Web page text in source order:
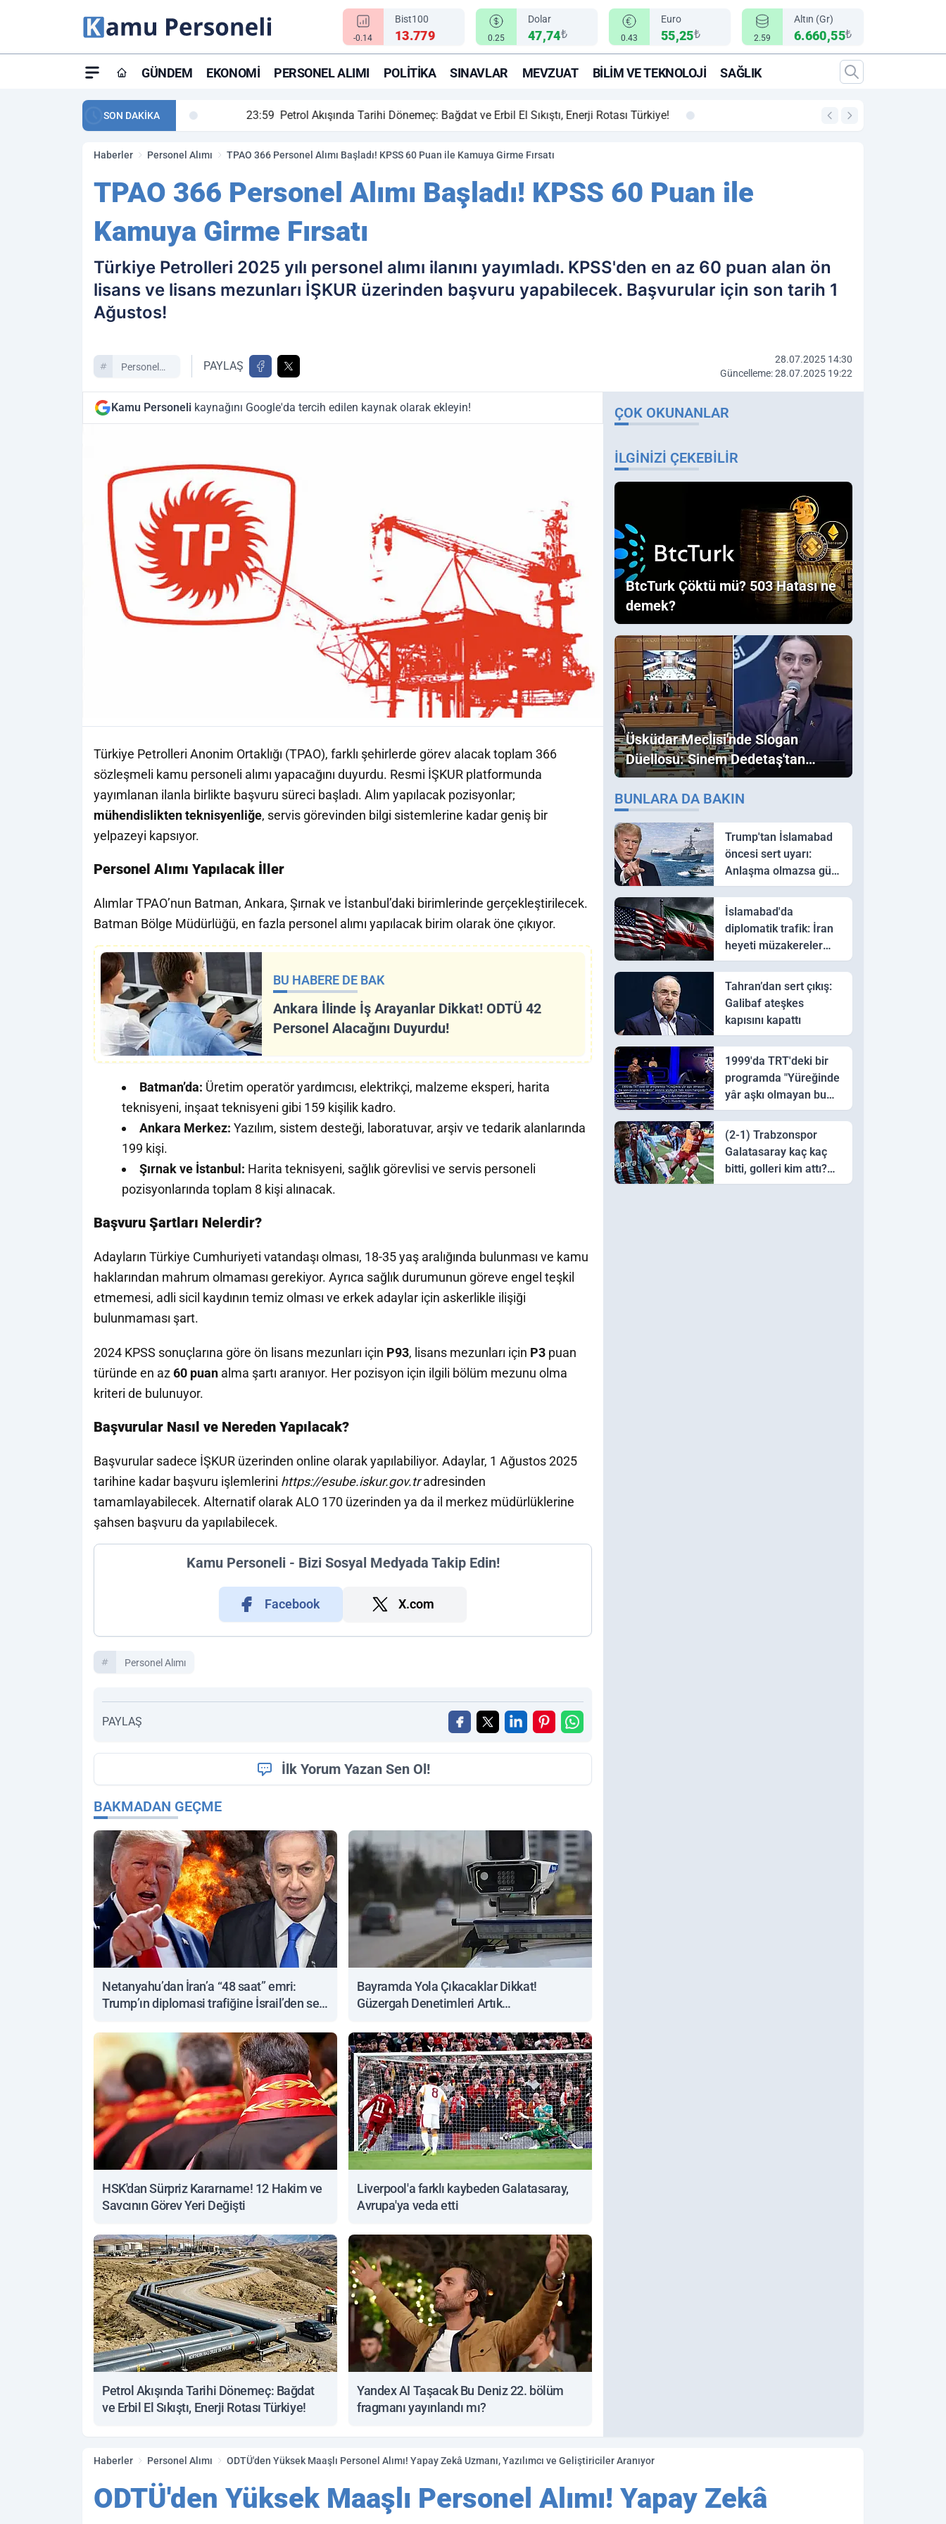
-0.14
Bist100
13.779 0.25
Dolar
47,74₺ 0.43
Euro
55,25₺ 2.59
Altın (Gr)
6.660,55₺
GÜNDEM EKONOMI PERSONEL ALIMI POLITIKA SINAVLAR MEVZUAT BILIM VE TEKNOLOJI SAĞLIK
SON DAKİKA
maç özeti ve golleri! 23:59 Petrol Akışında Tarihi Dönemeç: Bağdat ve Erbil El Sıkıştı, Enerji Rotası Türkiye! 00:12
Haberler Personel Alımı TPAO 366 Personel Alımı Başladı! KPSS 60 Puan ile Kamuya Girme Fırsatı
TPAO 366 Personel Alımı Başladı! KPSS 60 Puan ile
Kamuya Girme Fırsatı
Türkiye Petrolleri 2025 yılı personel alımı ilanını yayımladı. KPSS'den en az 60 puan alan ön
lisans ve lisans mezunları İŞKUR üzerinden başvuru yapabilecek. Başvurular için son tarih 1
Ağustos!
Personel
PAYLAŞ
28.07.2025 14:30
Güncelleme: 28.07.2025 19:22
Kamu Personeli kaynağını Google'da tercih edilen kaynak olarak ekleyin!
Türkiye Petrolleri Anonim Ortaklığı (TPAO), farklı şehirlerde görev alacak toplam 366
sözleşmeli kamu personeli alımı yapacağını duyurdu. Resmi İŞKUR platformunda
yayımlanan ilanla birlikte başvuru süreci başladı. Alım yapılacak pozisyonlar;
mühendislikten teknisyenliğe, servis görevinden bilgi sistemlerine kadar geniş bir
yelpazeyi kapsıyor.
Personel Alımı Yapılacak İller
Alımlar TPAO’nun Batman, Ankara, Şırnak ve İstanbul’daki birimlerinde gerçekleştirilecek.
Batman Bölge Müdürlüğü, en fazla personel alımı yapılacak birim olarak öne çıkıyor.
BU HABERE DE BAK
Ankara İlinde İş Arayanlar Dikkat! ODTÜ 42
Personel Alacağını Duyurdu!
Batman’da: Üretim operatör yardımcısı, elektrikçi, malzeme eksperi, harita
teknisyeni, inşaat teknisyeni gibi 159 kişilik kadro.
Ankara Merkez: Yazılım, sistem desteği, laboratuvar, arşiv ve tedarik alanlarında
199 kişi.
Şırnak ve İstanbul: Harita teknisyeni, sağlık görevlisi ve servis personeli
pozisyonlarında toplam 8 kişi alınacak.
Başvuru Şartları Nelerdir?
Adayların Türkiye Cumhuriyeti vatandaşı olması, 18-35 yaş aralığında bulunması ve kamu
haklarından mahrum olmaması gerekiyor. Ayrıca sağlık durumunun göreve engel teşkil
etmemesi, adli sicil kaydının temiz olması ve erkek adaylar için askerlikle ilişiği
bulunmaması şart.
2024 KPSS sonuçlarına göre ön lisans mezunları için P93, lisans mezunları için P3 puan
türünde en az60 puan alma şartı aranıyor. Her pozisyon için ilgili bölüm mezunu olma
kriteri de bulunuyor.
Başvurular Nasıl ve Nereden Yapılacak?
Başvurular sadece İŞKUR üzerinden online olarak yapılabiliyor. Adaylar, 1 Ağustos 2025
tarihine kadar başvuru işlemlerini https://esube.iskur.gov.tradresinden
tamamlayabilecek. Alternatif olarak ALO 170 üzerinden ya da il merkez müdürlüklerine
şahsen başvuru da yapılabilecek.
Kamu Personeli - Bizi Sosyal Medyada Takip Edin!
Facebook X.com
Personel Alımı
PAYLAŞ
İlk Yorum Yazan Sen Ol!
BAKMADAN GEÇME
Netanyahu’dan İran’a “48 saat” emri:
Trump’ın diplomasi trafiğine İsrail’den sert
Bayramda Yola Çıkacaklar Dikkat!
Güzergah Denetimleri Artık
HSK'dan Sürpriz Kararname! 12 Hakim ve
Savcının Görev Yeri Değişti
Liverpool'a farklı kaybeden Galatasaray,
Avrupa'ya veda etti
Petrol Akışında Tarihi Dönemeç: Bağdat
ve Erbil El Sıkıştı, Enerji Rotası Türkiye!
Yandex AI Taşacak Bu Deniz 22. bölüm
fragmanı yayınlandı mı?
ÇOK OKUNANLAR
İLGINIZI ÇEKEBILIR
BtcTurk Çöktü mü? 503 Hatası ne
demek?
Üsküdar Meclisi'nde Slogan
Düellosu: Sinem Dedetaş'tan
Ezber Bozan "Erdoğan" ve
"İmamoğlu" Çıkışı!
BUNLARA DA BAKIN
Trump'tan İslamabad
öncesi sert uyarı:
Anlaşma olmazsa güç
kullanırız
İslamabad'da
diplomatik trafik: İran
heyeti müzakereler
için Pakistan'a ulaştı
Tahran’dan sert çıkış:
Galibaf ateşkes
kapısını kapattı
1999'da TRT'deki bir
programda "Yüreğinde
yâr aşkı olmayan bu
sazı çalarsa tingirdatır"
sözünü söyleyen halk
ozanı hangisidir?
(2-1) Trabzonspor
Galatasaray kaç kaç
bitti, golleri kim attı?
Trabzonspor
Haberler Personel Alımı ODTÜ'den Yüksek Maaşlı Personel Alımı! Yapay Zekâ Uzmanı, Yazılımcı ve Geliştiriciler Aranıyor
ODTÜ'den Yüksek Maaşlı Personel Alımı! Yapay Zekâ